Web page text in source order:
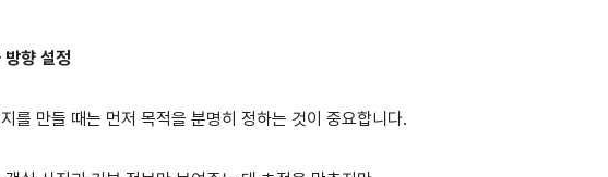
방향 설정
를 만들 때는 먼저 목적을 분명히 정하는 것이 중요합니다.